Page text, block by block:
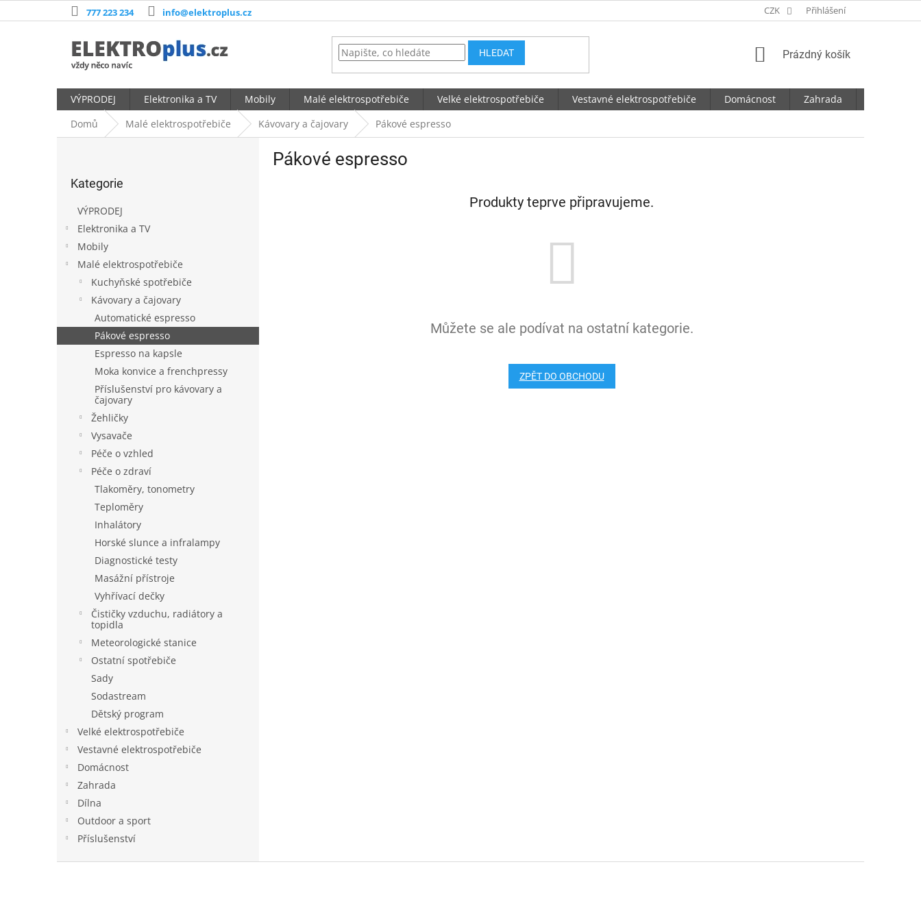
na
777 223 234 info@elektroplus.cz CZK Přihlášení
HLEDAT
NÁKUPNÍ
Prázdný košík
VÝPRODEJ Elektronika a TV Mobily Malé elektrospotřebiče Velké elektrospotřebiče Vestavné elektrospotřebiče Domácnost Zahrada
Domů
Malé elektrospotřebiče Kávovary a čajovary Pákové espresso
e
l
kategorie
Kategorie
VÝPRODEJ
Elektronika a TV
Mobily
Malé elektrospotřebiče
Kuchyňské spotřebiče
Kávovary a čajovary
Automatické espresso
Pákové espresso
Espresso na kapsle
Moka konvice a frenchpressy
Příslušenství pro kávovary a
čajovary
Žehličky
Vysavače
Péče o vzhled
Péče o zdraví
Tlakoměry, tonometry
Teploměry
Inhalátory
Horské slunce a infralampy
Diagnostické testy
Masážní přístroje
Vyhřívací dečky
Čističky vzduchu, radiátory a
topidla
Meteorologické stanice
Ostatní spotřebiče
Sady
Sodastream
Dětský program
Velké elektrospotřebiče
Vestavné elektrospotřebiče
Domácnost
Zahrada
Dílna
Outdoor a sport
Příslušenství
Pákové espresso
Produkty teprve připravujeme.
Můžete se ale podívat na ostatní kategorie.
ZPĚT DO OBCHODU